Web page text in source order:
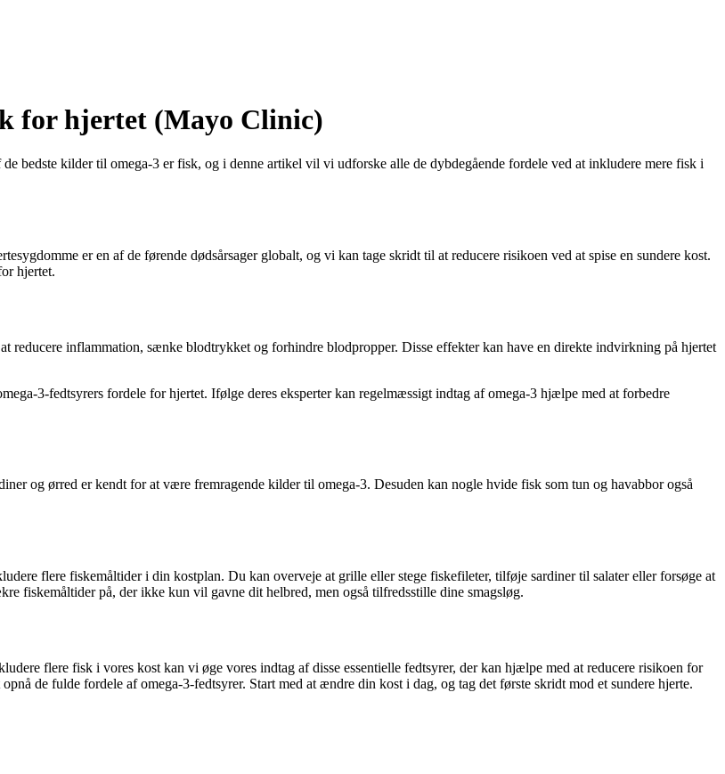
for hjertet (Mayo Clinic)
bedste kilder til omega-3 er fisk, og i denne artikel vil vi udforske alle de dybdegående fordele ved at inkludere mere fisk i
er en af de førende dødsårsager globalt, og vi kan tage skridt til at reducere risikoen ved at spise en sundere kost.
hjertet.
reducere inflammation, sænke blodtrykket og forhindre blodpropper. Disse effekter kan have en direkte indvirkning på hjertet
3-fedtsyrers fordele for hjertet. Ifølge deres eksperter kan regelmæssigt indtag af omega-3 hjælpe med at forbedre
og ørred er kendt for at være fremragende kilder til omega-3. Desuden kan nogle hvide fisk som tun og havabbor også
flere fiskemåltider i din kostplan. Du kan overveje at grille eller stege fiskefileter, tilføje sardiner til salater eller forsøge at
fiskemåltider på, der ikke kun vil gavne dit helbred, men også tilfredsstille dine smagsløg.
flere fisk i vores kost kan vi øge vores indtag af disse essentielle fedtsyrer, der kan hjælpe med at reducere risikoen for
de fulde fordele af omega-3-fedtsyrer. Start med at ændre din kost i dag, og tag det første skridt mod et sundere hjerte.